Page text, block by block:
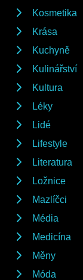
Kosmetika
Krása
Kuchyně
Kulinářství
Kultura
Léky
Lidé
Lifestyle
Literatura
Ložnice
Mazlíčci
Média
Medicína
Měny
Móda